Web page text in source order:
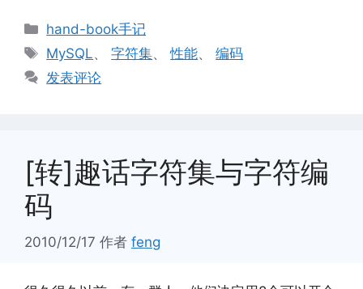
分
类
hand-book手记
标
签
MySQL、字符集、性能、编码
发表评论
[转]趣话字符集与字符编
码
2010/12/17 作者 feng